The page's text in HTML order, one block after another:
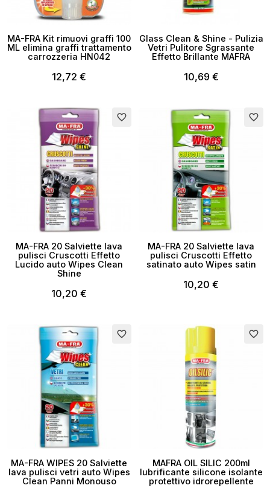
MA-FRA Kit rimuovi graffi 100
ML elimina graffi trattamento
carrozzeria HN042
12,72 €
Glass Clean & Shine - Pulizia
Vetri Pulitore Sgrassante
Effetto Brillante MAFRA
10,69 €
favorite_border
MA-FRA 20 Salviette lava
pulisci Cruscotti Effetto
Lucido auto Wipes Clean
Shine
10,20 €
favorite_border
MA-FRA 20 Salviette lava
pulisci Cruscotti Effetto
satinato auto Wipes satin
10,20 €
favorite_border
MA-FRA WIPES 20 Salviette
lava pulisci vetri auto Wipes
Clean Panni Monouso
favorite_border
MAFRA OIL SILIC 200ml
lubrificante silicone isolante
protettivo idrorepellente